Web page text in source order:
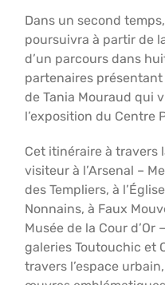
Dans un second
poursuivra à partir de
d’un parcours dans
partenaires
de Tania Mouraud qui
l’exposition du Centre
Cet itinéraire à travers
visiteur à l’Arsenal –
des Templiers, à
Nonnains, à Faux
Musée de la Cour d’Or
galeries Toutouchic et
travers l’espace